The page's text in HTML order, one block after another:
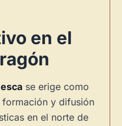
en el
se erige como
formación y difusión
en el norte de